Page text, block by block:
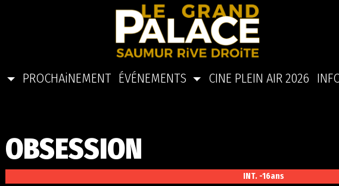
PROCHAiNEMENT ÉVÉNEMENTS CINE PLEIN AIR 2026
OBSESSION
INT. -16ans